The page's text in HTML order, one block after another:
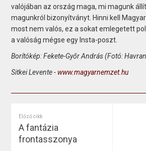
valójában az ország maga, mi magunk
magunkról bizonyítványt. Hinni kell
most nem valós, ez a sokat emlegetett
a valóság mégse egy Insta-poszt.
Borítókép: Fekete-Győr András (Fotó:
Sitkei Levente - www.magyarnemzet.hu
Előző cikk
A fantázia
frontasszonya